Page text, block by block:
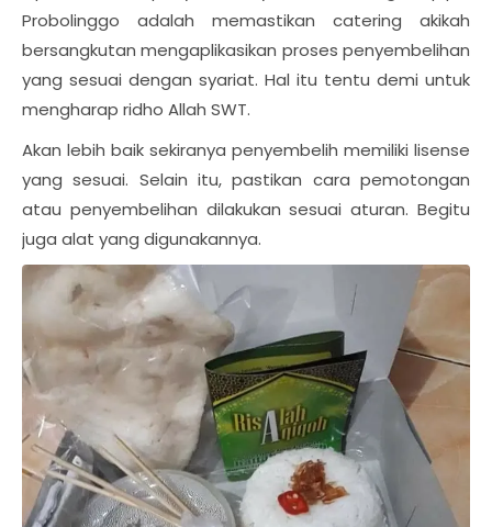
Probolinggo adalah memastikan catering akikah
bersangkutan mengaplikasikan proses penyembelihan
yang sesuai dengan syariat. Hal itu tentu demi untuk
mengharap ridho Allah SWT.
Akan lebih baik sekiranya penyembelih memiliki lisense
yang sesuai. Selain itu, pastikan cara pemotongan
atau penyembelihan dilakukan sesuai aturan. Begitu
juga alat yang digunakannya.